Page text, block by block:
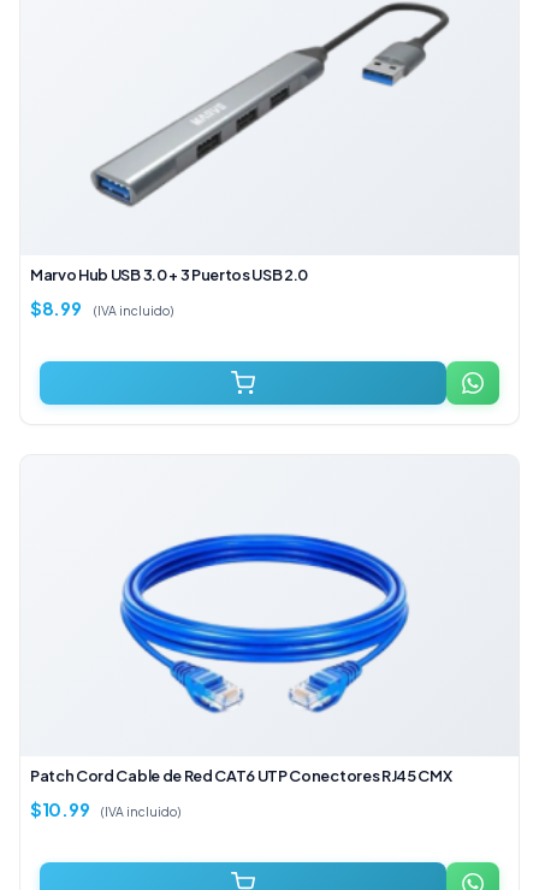
Marvo Hub USB 3.0 + 3 Puertos USB 2.0
$8.99 (IVA incluido)
Patch Cord Cable de Red CAT6 UTP Conectores RJ45 CMX
$10.99 (IVA incluido)